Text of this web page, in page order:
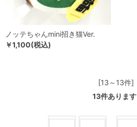
ノッテちゃんmini招き猫Ver.
￥1,100(税込)
[13～13件]
13件あります